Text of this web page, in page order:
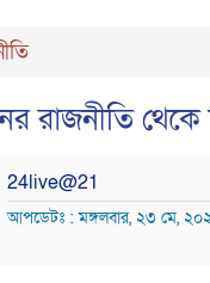
রাজনীতি
24live@21
আপডেটঃ : মঙ্গলবার, ২৩ মে,